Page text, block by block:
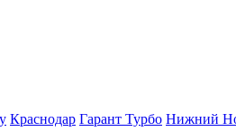
Краснодар Гарант Турбо Нижний